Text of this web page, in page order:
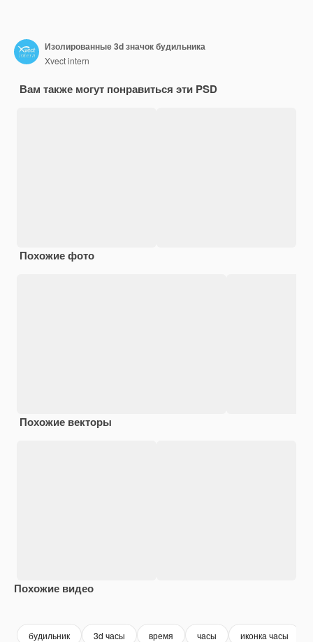
Изолированные 3d значок будильника
Xvect intern
Вам также могут понравиться эти PSD
Похожие фото
Похожие векторы
Похожие видео
будильник 3d часы время часы иконка часы